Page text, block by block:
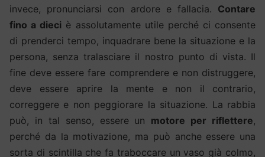
invece, pronunciarsi con ardore e fallacia. Contare
fino a dieci è assolutamente utile perché ci consente
di prenderci tempo, inquadrare bene la situazione e la
persona, senza tralasciare il nostro punto di vista. Il
fine deve essere fare comprendere e non distruggere,
deve essere aprire la mente e non il contrario,
correggere e non peggiorare la situazione. La rabbia
può, in tal senso, essere un motore per riflettere,
perché da la motivazione, ma può anche essere una
sorta di scintilla che fa traboccare un vaso già colmo,